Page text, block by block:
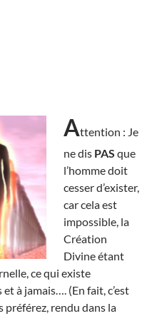
Attention : Je
ne dis PAS que
l’homme doit
cesser d’exister,
car cela est
impossible, la
Création
Divine étant
ce qui existe
à jamais…. (En fait, c’est
préférez, rendu dans la